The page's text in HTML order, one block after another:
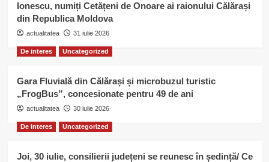
Ionescu, numiți Cetățeni de Onoare ai raionului Călărași
din Republica Moldova
actualitatea 31 iulie 2026
De interes Uncategorized
Gara Fluvială din Călărași și microbuzul turistic
„FrogBus”, concesionate pentru 49 de ani
actualitatea 30 iulie 2026
De interes Uncategorized
Joi, 30 iulie, consilierii județeni se reunesc în ședință/ Ce